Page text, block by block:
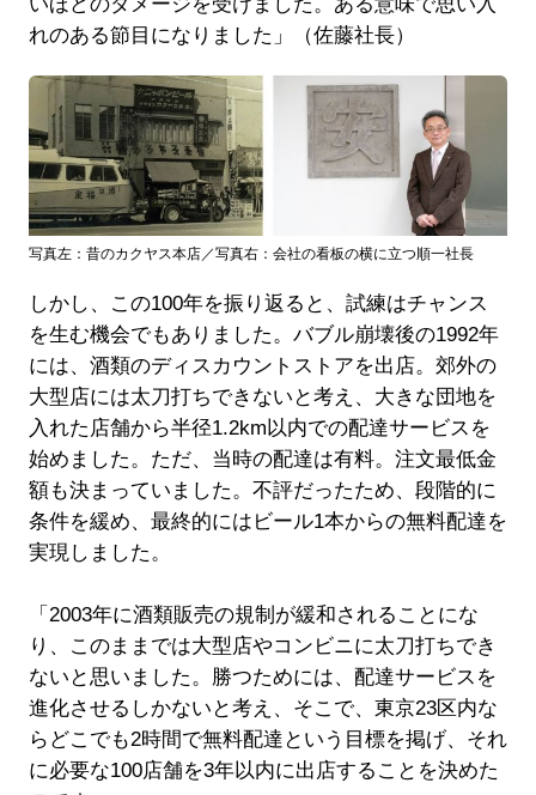
れのある節目になりました」（佐藤社長）
写真左：昔のカクヤス本店／写真右：会社の看板の横に立つ順一社長
しかし、この100年を振り返ると、試練はチャンス
を生む機会でもありました。バブル崩壊後の1992年
には、酒類のディスカウントストアを出店。郊外の
大型店には太刀打ちできないと考え、大きな団地を
入れた店舗から半径1.2km以内での配達サービスを
始めました。ただ、当時の配達は有料。注文最低金
額も決まっていました。不評だったため、段階的に
条件を緩め、最終的にはビール1本からの無料配達を
実現しました。
「2003年に酒類販売の規制が緩和されることにな
り、このままでは大型店やコンビニに太刀打ちでき
ないと思いました。勝つためには、配達サービスを
進化させるしかないと考え、そこで、東京23区内な
らどこでも2時間で無料配達という目標を掲げ、それ
に必要な100店舗を3年以内に出店することを決めた